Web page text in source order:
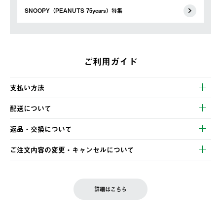
SNOOPY（PEANUTS 75years）特集
ご利用ガイド
支払い方法
以下のいずれかの方法でお支払いいただけます。
・クレジットカード決済
・コンビニ決済
・Pay-easy決済
配送について
【発送スケジュール】
ご注文・ご入金完了より2営業日以内に商品を発送いたします。
土日祝の発送はございませんので、木曜日以降のご注文は週明け
の発送となる場合がございます。
返品・交換について
※お客様都合の場合
お客様都合の返品にかかる送料は、お客様ご負担とさせていただ
ご注文内容の変更・キャンセルについて
LOGOS FAMILY会員の方は、会員マイページ内 購入履歴画面に
詳細はこちら